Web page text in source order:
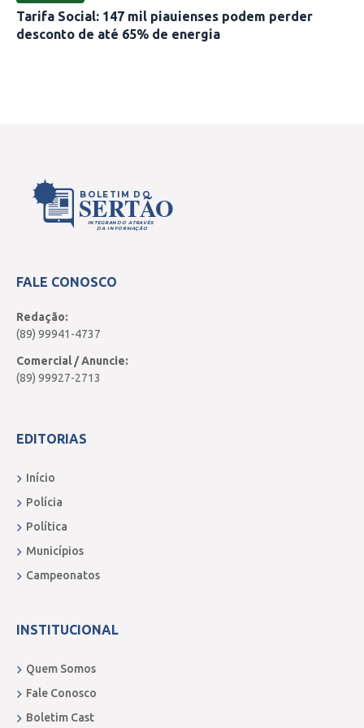
Tarifa Social: 147 mil piauienses podem perder
desconto de até 65% de energia
BOLETIM DO
SERTÃO
INTEGRANDO ATRAVÉS
DA INFORMAÇÃO
FALE CONOSCO
Redação:
(89) 99941-4737
Comercial / Anuncie:
(89) 99927-2713
EDITORIAS
Início
Polícia
Política
Municípios
Campeonatos
INSTITUCIONAL
Quem Somos
Fale Conosco
Boletim Cast